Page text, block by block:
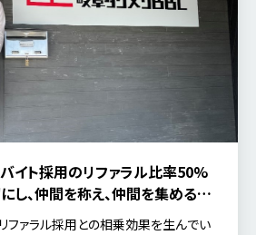
イト採用のリファラル比率50%
、仲間を称え、仲間を集める岐
ファラル採用と正社員登用の仕
ファラル採用との相乗効果を生んでい